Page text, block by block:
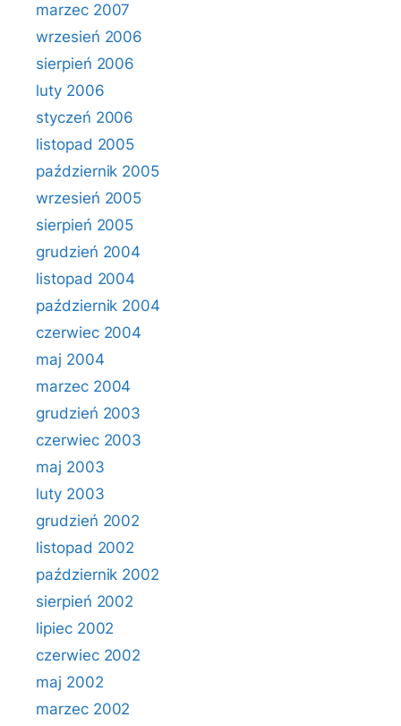
marzec 2007
wrzesień 2006
sierpień 2006
luty 2006
styczeń 2006
listopad 2005
październik 2005
wrzesień 2005
sierpień 2005
grudzień 2004
listopad 2004
październik 2004
czerwiec 2004
maj 2004
marzec 2004
grudzień 2003
czerwiec 2003
maj 2003
luty 2003
grudzień 2002
listopad 2002
październik 2002
sierpień 2002
lipiec 2002
czerwiec 2002
maj 2002
marzec 2002